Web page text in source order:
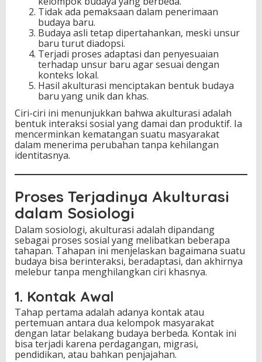
Tidak ada pemaksaan dalam penerimaan
budaya baru.
Budaya asli tetap dipertahankan, meski unsur
baru turut diadopsi.
Terjadi proses adaptasi dan penyesuaian
terhadap unsur baru agar sesuai dengan
konteks lokal.
Hasil akulturasi menciptakan bentuk budaya
baru yang unik dan khas.
Ciri-ciri ini menunjukkan bahwa akulturasi adalah
bentuk interaksi sosial yang damai dan produktif. Ia
mencerminkan kematangan suatu masyarakat
dalam menerima perubahan tanpa kehilangan
identitasnya.
Proses Terjadinya Akulturasi
dalam Sosiologi
Dalam sosiologi, akulturasi adalah dipandang
sebagai proses sosial yang melibatkan beberapa
tahapan. Tahapan ini menjelaskan bagaimana suatu
budaya bisa berinteraksi, beradaptasi, dan akhirnya
melebur tanpa menghilangkan ciri khasnya.
1. Kontak Awal
Tahap pertama adalah adanya kontak atau
pertemuan antara dua kelompok masyarakat
dengan latar belakang budaya berbeda. Kontak ini
bisa terjadi karena perdagangan, migrasi,
pendidikan, atau bahkan penjajahan.